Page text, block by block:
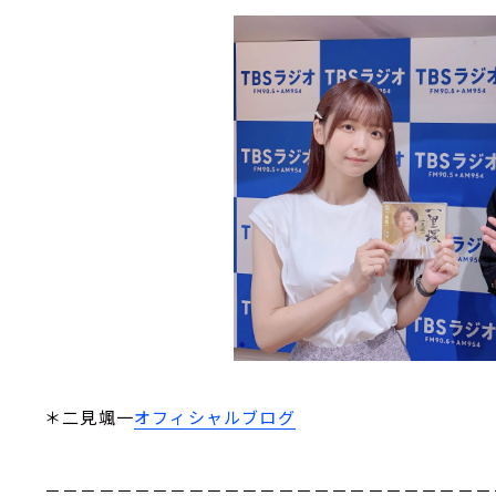
＊二見颯一オフィシャルブログ
－－－－－－－－－－－－－－－－－－－－－－－－